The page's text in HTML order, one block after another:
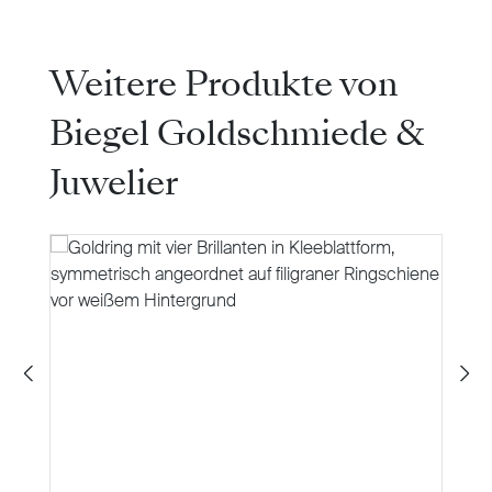
Produktgalerie überspringen
Weitere Produkte von
Biegel Goldschmiede &
Juwelier